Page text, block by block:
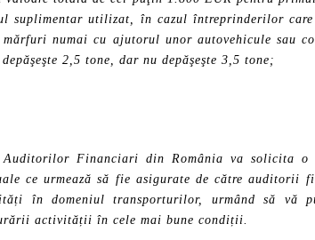
suplimentar utilizat, în cazul întreprinderilor care
numai cu ajutorul unor autovehicule sau
2,5 tone, dar nu depăşeşte 3,5 tone;
Auditorilor Financiari din România va solicita o
ce urmează să fie asigurate de către auditorii
în domeniul transporturilor, urmând să vă
activității în cele mai bune condiții.